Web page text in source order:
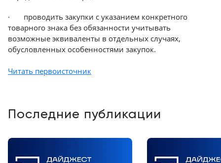
· проводить закупки с указанием конкретного
товарного знака без обязанности учитывать
возможные эквиваленты в отдельных случаях,
обусловленных особенностями закупок.
Читать первоисточник
Последние публикации